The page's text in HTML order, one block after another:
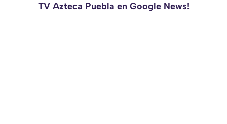
TV Azteca Puebla en Google News!